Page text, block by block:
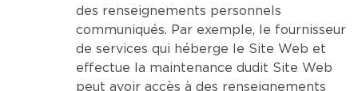
des renseignements personnels
communiqués. Par exemple, le fournisseur
de services qui héberge le Site Web et
effectue la maintenance dudit Site Web
peut avoir accès à des renseignements